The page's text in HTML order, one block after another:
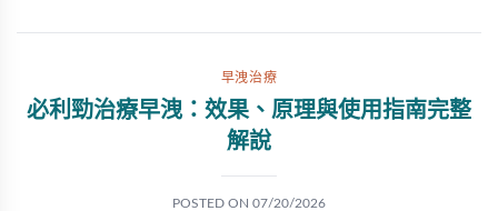
早洩治療
必利勁治療早洩：效果、原理與使用指南完整
解說
POSTED ON 07/20/2026